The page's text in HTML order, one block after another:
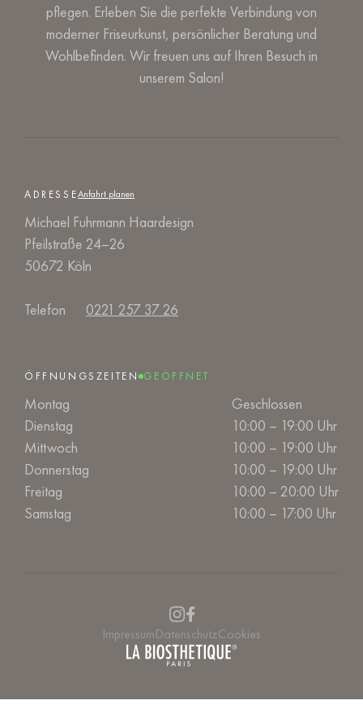
pflegen. Erleben Sie die perfekte Verbindung von
moderner Friseurkunst, persönlicher Beratung und
Wohlbefinden. Wir freuen uns auf Ihren Besuch in
unserem Salon!
ADRESSEAnfahrt planen
Michael Fuhrmann Haardesign
Pfeilstraße 24–26
50672 Köln
Telefon 0221 257 37 26
ÖFFNUNGSZEITEN GEÖFFNET
Montag
Geschlossen
Dienstag
10:00 – 19:00 Uhr
Mittwoch
10:00 – 19:00 Uhr
Donnerstag
10:00 – 19:00 Uhr
Freitag
10:00 – 20:00 Uhr
Samstag
10:00 – 17:00 Uhr
ImpressumDatenschutzCookies